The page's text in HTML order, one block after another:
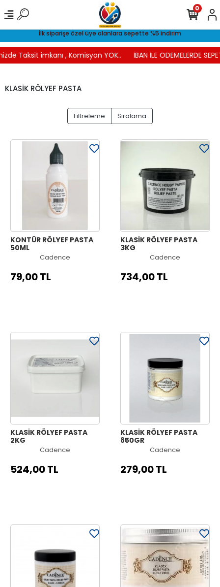
İlk siparişe özel üye olanlara sepette %5 indirim
Taksit imkanı , Komisyon YOK.. İBAN İLE ÖDEMELERDE
0
KLASİK RÖLYEF PASTA
Filtreleme Sıralama
KONTÜR RÖLYEF PASTA
50ML
Cadence
79,00 TL
KLASİK RÖLYEF PASTA
3KG
Cadence
734,00 TL
KLASİK RÖLYEF PASTA
2KG
Cadence
524,00 TL
KLASİK RÖLYEF PASTA
850GR
Cadence
279,00 TL